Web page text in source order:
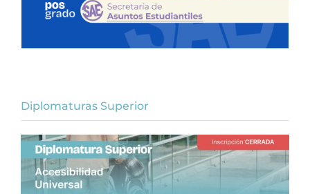
Diplomaturas Superior